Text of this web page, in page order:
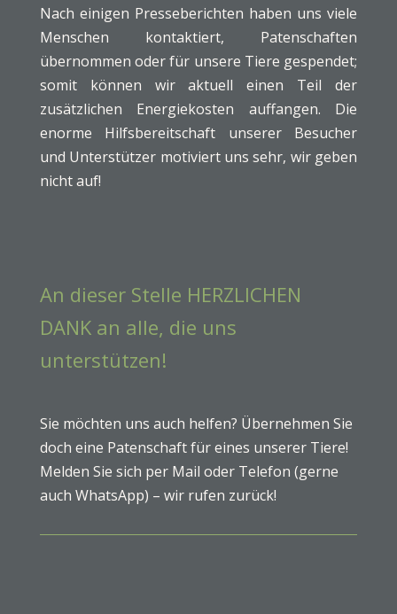
Nach einigen Presseberichten haben uns viele
Menschen kontaktiert, Patenschaften
übernommen oder für unsere Tiere gespendet;
somit können wir aktuell einen Teil der
zusätzlichen Energiekosten auffangen. Die
enorme Hilfsbereitschaft unserer Besucher
und Unterstützer motiviert uns sehr, wir geben
nicht auf!
An dieser Stelle HERZLICHEN
DANK an alle, die uns
unterstützen!
Sie möchten uns auch helfen? Übernehmen Sie
doch eine Patenschaft für eines unserer Tiere!
Melden Sie sich per Mail oder Telefon (gerne
auch WhatsApp) – wir rufen zurück!